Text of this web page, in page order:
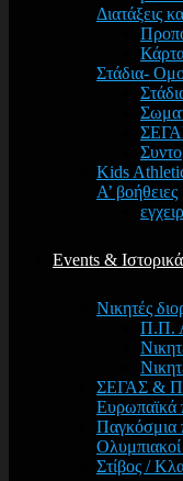
Διατάξεις
Στάδια-
Kids
Α’ βοήθειες
Events & Ιστορικά
Νικητές
Π.Π.
ΣΕΓΑΣ &
Στίβος /